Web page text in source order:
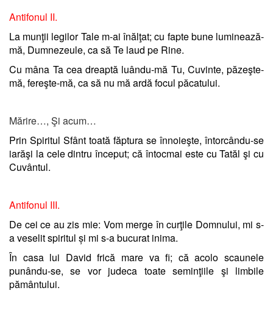
Antifonul II.
La munţii legilor Tale m-ai înălţat; cu fapte bune luminează-
mă, Dumnezeule, ca să Te laud pe Rine.
Cu mâna Ta cea dreaptă luându-mă Tu, Cuvinte, păzeşte-
mă, fereşte-mă, ca să nu mă ardă focul păcatului.
Mărire…, Şi acum…
Prin Spiritul Sfânt toată făptura se înnoieşte, întorcându-se
iarăşi la cele dintru început; că întocmai este cu Tatăl şi cu
Cuvântul.
Antifonul III.
De cei ce au zis mie: Vom merge în curţile Domnului, mi s-
a veselit spiritul și mi s-a bucurat inima.
În casa lui David frică mare va fi; că acolo scaunele
punându-se, se vor judeca toate seminţiile şi limbile
pământului.